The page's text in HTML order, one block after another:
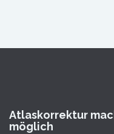
Atlaskorrektur
möglich